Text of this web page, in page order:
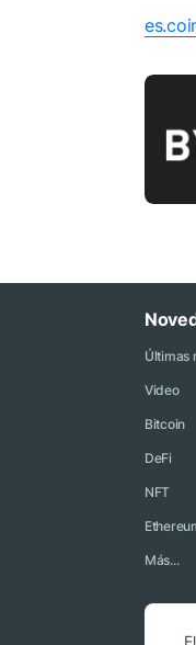
Últimas
Video
Bitcoin
DeFi
NFT
Más...